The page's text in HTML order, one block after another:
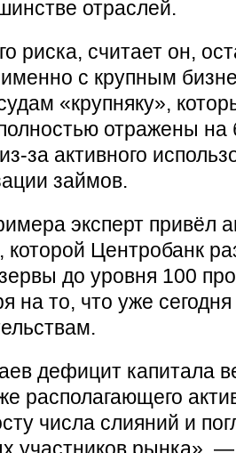
отраслей.
риска, считает он,
с крупным
«крупняку»,
отражены на
за активного
займов.
эксперт привёл
которой Центробанк
до уровня 100
на то, что уже
дефицит капитала
располагающего
числа слияний и
участников рынка»,